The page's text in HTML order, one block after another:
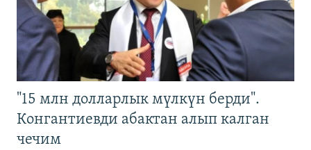
"15 млн долларлык мүлкүн берди".
Конгантиевди абактан алып калган
чечим